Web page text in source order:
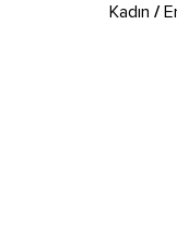
Kadın /